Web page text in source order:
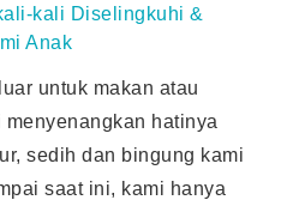
kali Diselingkuhi &
Anak
untuk makan atau
hatinya
sedih dan bingung kami
saat ini, kami hanya